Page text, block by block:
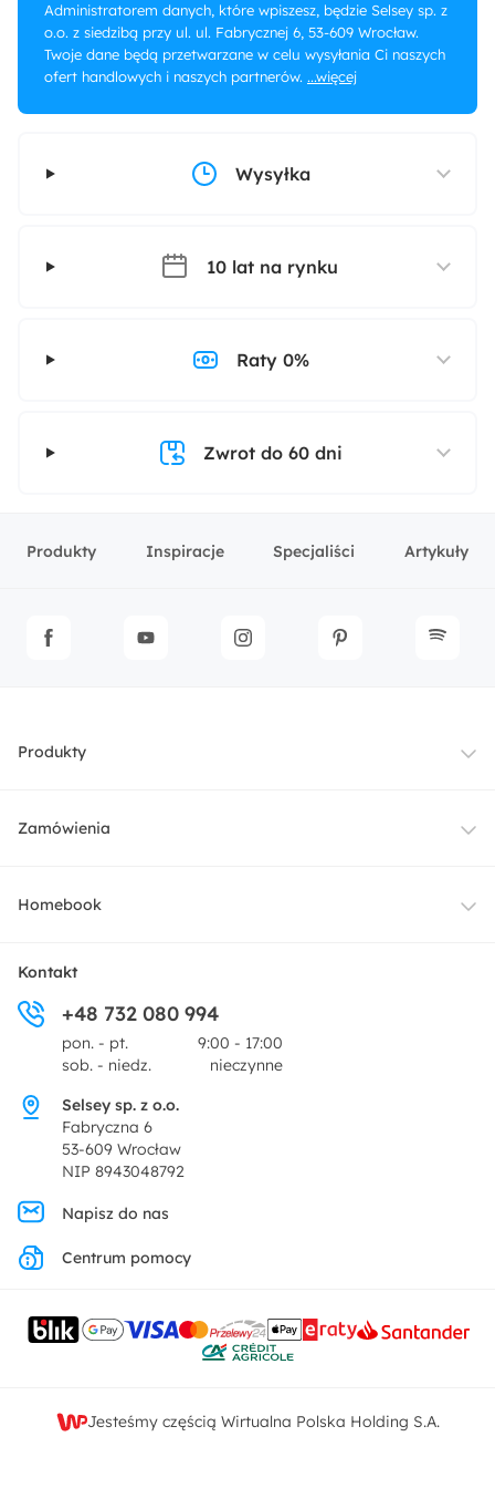
Administratorem danych, które wpiszesz, będzie Selsey sp. z
o.o. z siedzibą przy ul. ul. Fabrycznej 6, 53-609 Wrocław.
Twoje dane będą przetwarzane w celu wysyłania Ci naszych
ofert handlowych i naszych partnerów. ...więcej
Wysyłka
10 lat na rynku
Raty 0%
Zwrot do 60 dni
Produkty Inspiracje Specjaliści Artykuły
Produkty
Meble
Dekoracje i akcesoria
Promocje
Zamówienia
Dostawa
Zwroty
Pytania i odpowiedzi
Homebook
O nas
Centrum prasowe
Regulamin
Polityka prywatności
Ustawienia prywatności
Kontakt
Kontakt
+48 732 080 994
pon. - pt.
9:00 - 17:00
sob. - niedz.
nieczynne
Selsey sp. z o.o.
Fabryczna 6
53-609 Wrocław
NIP 8943048792
Napisz do nas
Centrum pomocy
Jesteśmy częścią Wirtualna Polska Holding S.A.